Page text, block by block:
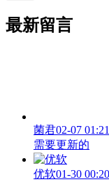
最新留言
菌君02-07
需要更新的
优软01-30